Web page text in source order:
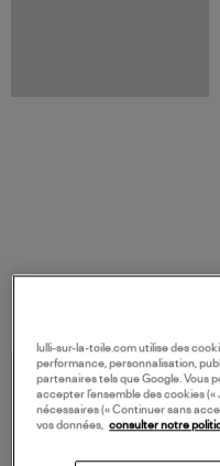
lulli-sur-la-toile.com utilise des
performance, personnalisation,
partenaires tels que Google. Vous
accepter l’ensemble des cookies
nécessaires (« Continuer sans
vos données, consulter notre